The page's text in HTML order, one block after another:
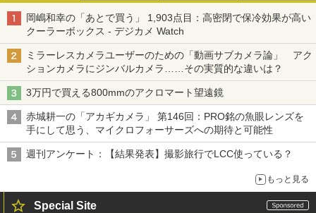
岡嶋和幸の「あとで買う」 1,903点目：高密閉で保冷効果が高い
クーラーボックス - デジカメ Watch
ミラーレスカメラユーザーのための「動画サブカメラ論」 アク
ションカメラにジンバルカメラ……その実質的な違いは？
3万円で買える800mmのアクロマート望遠鏡
赤城耕一の「アカギカメラ」 第146回：PRO銘の魚眼レンズを
手にして思う、マイクロフォーサーズへの期待と可能性
週刊アンケート：【結果発表】撮影旅行でLCC使っている？
もっと見る
Special Site